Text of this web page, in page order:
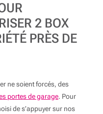
2 BOX
PRÈS DE
ne soient forcés, des
portes de garage. Pour
de s’appuyer sur nos